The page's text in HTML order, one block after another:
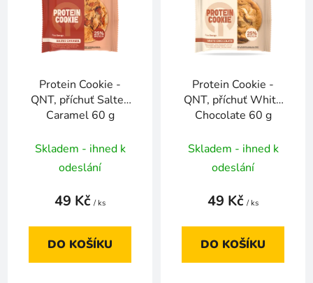
Protein Cookie -
QNT, příchuť Salted
Caramel 60 g
Skladem - ihned k
odeslání
49 Kč / ks
DO KOŠÍKU
Protein Cookie -
QNT, příchuť White
Chocolate 60 g
Skladem - ihned k
odeslání
49 Kč / ks
DO KOŠÍKU